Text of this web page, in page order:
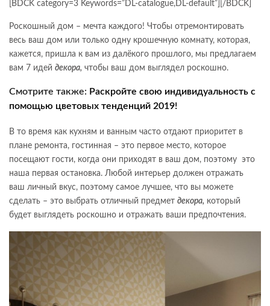
[BDCK category=3 Keywords=”DL-catalogue,DL-default”][/BDCK]
Роскошный дом – мечта каждого! Чтобы отремонтировать
весь ваш дом или только одну крошечную комнату, которая,
кажется, пришла к вам из далёкого прошлого, мы предлагаем
вам 7 идей декора, чтобы ваш дом выглядел роскошно.
Смотрите также: Раскройте свою индивидуальность с
помощью цветовых тенденций 2019!
В то время как кухням и ванным часто отдают приоритет в
плане ремонта, гостинная – это первое место, которое
посещают гости, когда они приходят в ваш дом, поэтому это
наша первая остановка. Любой интерьер должен отражать
ваш личный вкус, поэтому самое лучшее, что вы можете
сделать – это выбрать отличный предмет декора, который
будет выглядеть роскошно и отражать ваши предпочтения.